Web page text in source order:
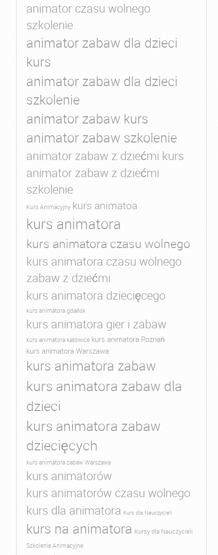
animator czasu wolnego
szkolenie
animator zabaw dla dzieci
kurs
animator zabaw dla dzieci
szkolenie
animator zabaw kurs
animator zabaw szkolenie
animator zabaw z dziećmi kurs
animator zabaw z dziećmi
szkolenie
Kurs Animacyjny kurs animatoa
kurs animatora
kurs animatora czasu wolnego
kurs animatora czasu wolnego
zabaw z dziećmi
kurs animatora dziecięcego
kurs animatora gdańsk
kurs animatora gier i zabaw
kurs animatora katowice kurs animatora Poznań
kurs animatora Warszawa
kurs animatora zabaw
kurs animatora zabaw dla
dzieci
kurs animatora zabaw
dziecięcych
kurs animatora zabaw Warszawa
kurs animatorów
kurs animatorów czasu wolnego
kurs dla animatora Kurs dla Nauczycieli
kurs na animatora Kursy dla Nauczycieli
Szkolenie Animacyjne